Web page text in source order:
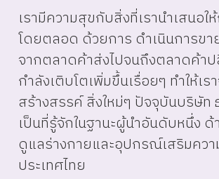
เรามีความสุขกับสิ่งที่เรานำเสนอใ
โดยตลอด ด้วยการ ดำเนินการข
จากตลาดค้าส่งไปจนถึงตลาดค้าป
กำลังเติบโตเพิ่มขึ้นเรื่อยๆ ทำให้เร
สร้างสรรค์ สิ่งใหม่ๆ ปัจจุบันบริษัท
เป็นที่รู้จักในฐานะผู้นำอันดับหนึ่ง
ดูแลร่างกายและอุปกรณ์เสริมควา
ประเทศไทย